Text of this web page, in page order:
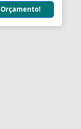
Orçamento!